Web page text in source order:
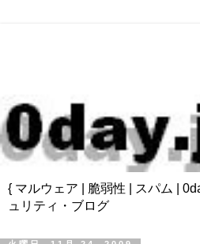
{ マルウェア | 脆弱性 | スパム |
ュリティ・ブログ